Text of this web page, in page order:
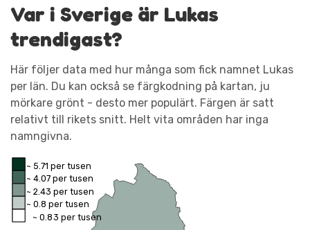
Var i Sverige är Lukas
trendigast?
Här följer data med hur många som fick namnet Lukas
per län. Du kan också se färgkodning på kartan, ju
mörkare grönt - desto mer populärt. Färgen är satt
relativt till rikets snitt. Helt vita områden har inga
namngivna.
~ 5.71 per tusen
~ 4.07 per tusen
~ 2.43 per tusen
~ 0.8 per tusen
~ 0.83 per tusen